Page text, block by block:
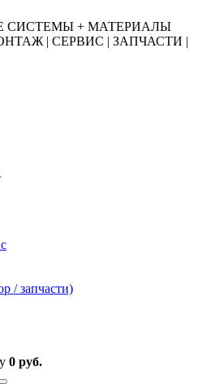
+ МАТЕРИАЛЫ
| СЕРВИС | ЗАПЧАСТИ |
/ запчасти)
0 руб.